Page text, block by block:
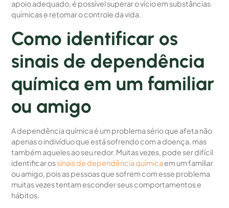
apoio adequado, é possível superar o vício em substâncias
químicas e retomar o controle da vida.
Como identificar os
sinais de dependência
química em um familiar
ou amigo
A dependência química é um problema sério que afeta não
apenas o indivíduo que está sofrendo com a doença, mas
também aqueles ao seu redor. Muitas vezes, pode ser difícil
identificar ossinais de dependência química em um familiar
ou amigo, pois as pessoas que sofrem com esse problema
muitas vezes tentam esconder seus comportamentos e
hábitos.